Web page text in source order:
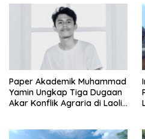
Paper Akademik Muhammad
Yamin Ungkap Tiga Dugaan
Akar Konflik Agraria di Laoli